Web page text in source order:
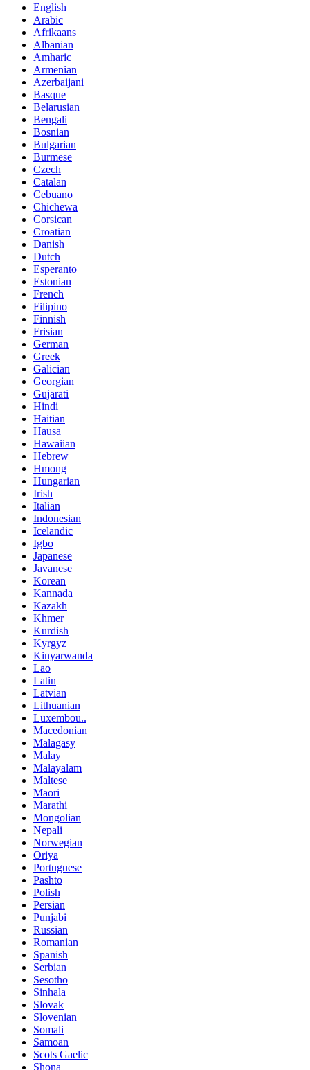
English
Arabic
Afrikaans
Albanian
Amharic
Armenian
Azerbaijani
Basque
Belarusian
Bengali
Bosnian
Bulgarian
Burmese
Czech
Catalan
Cebuano
Chichewa
Corsican
Croatian
Danish
Dutch
Esperanto
Estonian
French
Filipino
Finnish
Frisian
German
Greek
Galician
Georgian
Gujarati
Hindi
Haitian
Hausa
Hawaiian
Hebrew
Hmong
Hungarian
Irish
Italian
Indonesian
Icelandic
Igbo
Japanese
Javanese
Korean
Kannada
Kazakh
Khmer
Kurdish
Kyrgyz
Kinyarwanda
Lao
Latin
Latvian
Lithuanian
Luxembou..
Macedonian
Malagasy
Malay
Malayalam
Maltese
Maori
Marathi
Mongolian
Nepali
Norwegian
Oriya
Portuguese
Pashto
Polish
Persian
Punjabi
Russian
Romanian
Spanish
Serbian
Sesotho
Sinhala
Slovak
Slovenian
Somali
Samoan
Scots Gaelic
Shona